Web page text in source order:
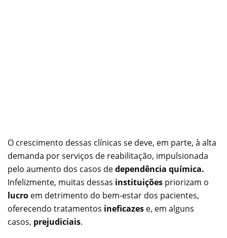
O crescimento dessas clínicas se deve, em parte, à alta
demanda por serviços de reabilitação, impulsionada
pelo aumento dos casos dedependência química.
Infelizmente, muitas dessas instituições priorizam o
lucro em detrimento do bem-estar dos pacientes,
oferecendo tratamentos ineficazes e, em alguns
casos, prejudiciais.